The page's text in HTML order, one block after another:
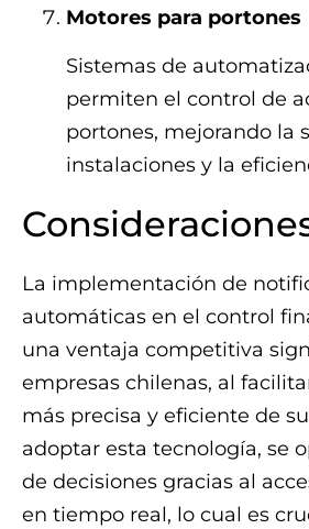
Motores para portones
Sistemas de
permiten el control de
portones, mejorando la
instalaciones y la
La implementación de
automáticas en el control
una ventaja competitiva
empresas chilenas, al
más precisa y eficiente de
adoptar esta tecnología, se
de decisiones gracias al
en tiempo real, lo cual es